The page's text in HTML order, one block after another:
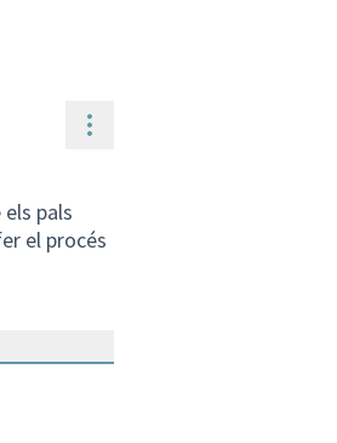
Controls de recursos
pals
el procés